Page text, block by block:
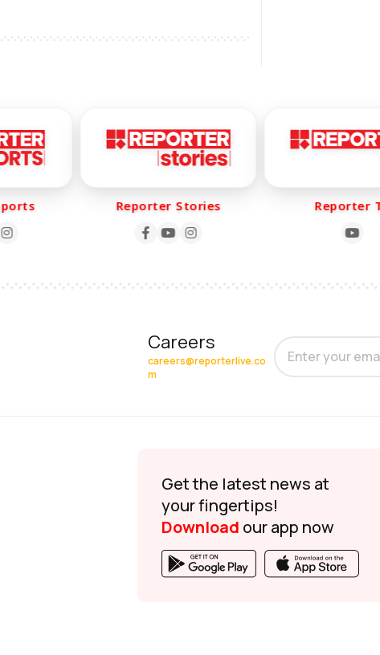
Reporter Stories Reporter TV
Careers
careers@reporterlive.co
m
Get the latest news at
your fingertips!
Download our app now